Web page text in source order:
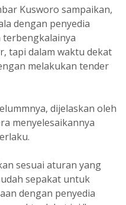
Kusworo sampaikan,
dengan penyedia
terbengkalainya
tapi dalam waktu dekat
melakukan tender
dijelaskan oleh
menyelesaikannya
sesuai aturan yang
sepakat untuk
dengan penyedia